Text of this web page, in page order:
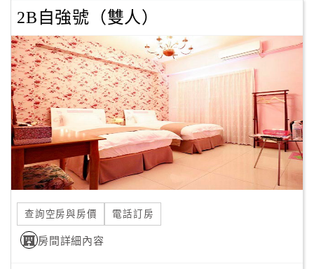
聯
單
Line
線
上
客
服
紅
利
查
2B自強號（雙人）
查詢空房與房價 電話訂房
房間詳細內容